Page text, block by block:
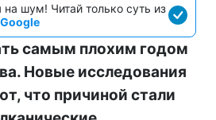
шум! Читай только суть из
самым плохим годом
Новые исследования
что причиной стали